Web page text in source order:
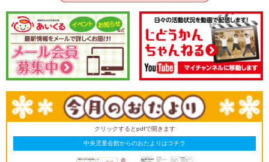
クリックするとpdfで開きます
中央児童会館からのおたよりはコチラ